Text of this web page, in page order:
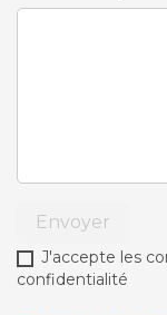
Envoyer
J'accepte les
confidentialité